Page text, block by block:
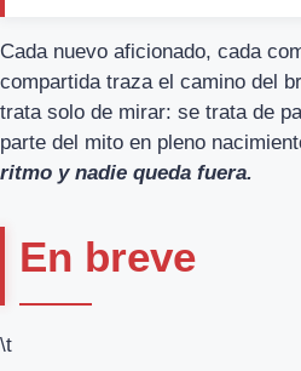
Cada nuevo aficionado, cada
compartida traza el camino del
trata solo de mirar: se trata de
parte del mito en pleno
ritmo y nadie queda fuera.
En breve
\t